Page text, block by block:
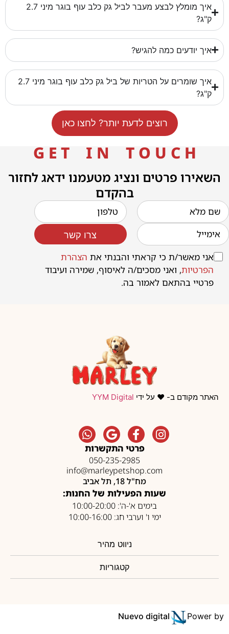
איך מומלץ לבצע מעבר לביל גק כלב עוף בוגר מיני 2.7
ק"ג?
איך יודעים כמה להגיש?
איך שומרים על הטריות של ביל גק כלב עוף בוגר מיני 2.7
ק"ג?
רוצים לדעת יותר? לחצו כאן
G E T I N T O U C H
השאירו פרטים ונציג מטעמנו ידאג לחזור
בהקדם
אני מאשר/ת כי קראתי והבנתי את הצהרת
הפרטיות, ואני מסכים/ה לאיסוף, שמירה ועיבוד
פרטיי בהתאם לאמור בה.
צרו קשר
האתר מקודם ב- ❤️ על ידי YYM Digital
פרטי התקשרות
050-235-2985
info@marleypetshop.com
מח"ל 18, תל אביב
שעות הפעילות של החנות:
בימים א'-ה': 10:00-20:00
ימי ו' וערבי חג: 10:00-16:00
ניווט מהיר
קטגוריות
Power by
Nuevo digital